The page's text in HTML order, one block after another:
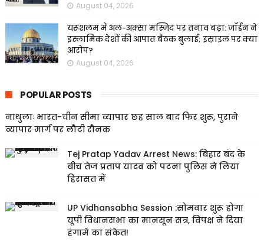
August 04, 2026
यरूशलम में अल-अक्सा मस्जिद पर तनाव बढ़ा: जॉर्डन ने
इस्लामिक देशों की आपात बैठक बुलाई; इस्राइल पर क्या
आरोप?
August 04, 2026
POPULAR POSTS
नाथुलाः भारत-चीन सीमा व्यापार छह साल बाद फिर शुरू, पुराने
व्यापार मार्ग पर लौटी रौनक
Tej Pratap Yadav Arrest News: बिहार बंद के
बीच तेज प्रताप यादव को पटना पुलिस ने लिया
हिरासत में
UP Vidhansabha Session :सोमवार शुरू होगा
यूपी विधानसभा का मानसून सत्र, विपक्ष ने दिया
हंगामे का संकेत!